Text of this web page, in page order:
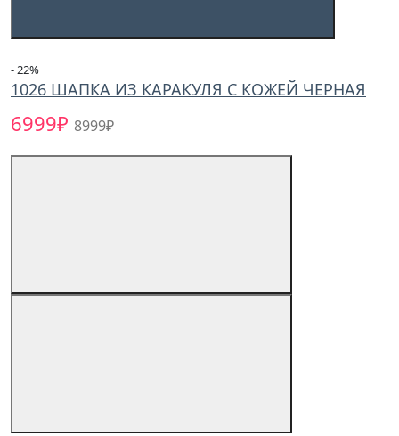
- 22%
1026 ШАПКА ИЗ КАРАКУЛЯ С КОЖЕЙ ЧЕРНАЯ
6999₽ 8999₽